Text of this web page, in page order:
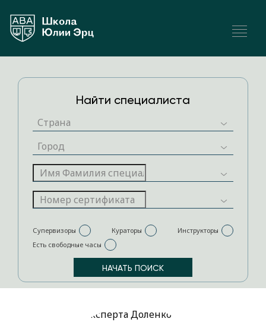
Найти специалиста
Супервизоры Кураторы
Инструкторы
Есть свободные часы